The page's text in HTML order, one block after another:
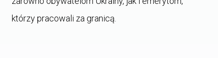
którzy pracowali za granicą.